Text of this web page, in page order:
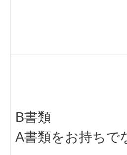
B書類
A書類をお持ちで